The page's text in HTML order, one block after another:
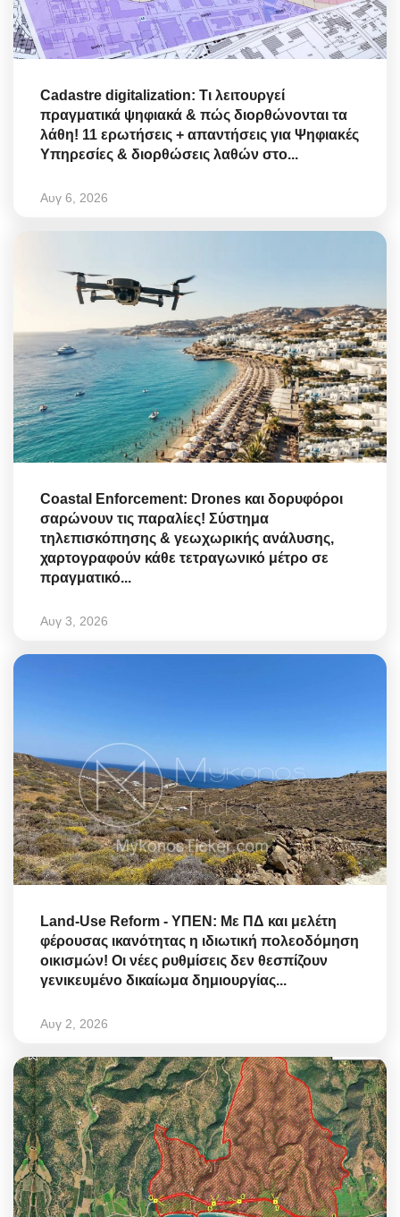
Cadastre digitalization: Τι λειτουργεί
πραγματικά ψηφιακά & πώς διορθώνονται τα
λάθη! 11 ερωτήσεις + απαντήσεις για Ψηφιακές
Υπηρεσίες & διορθώσεις λαθών στο...
Αυγ 6, 2026
Coastal Enforcement: Drones και δορυφόροι
σαρώνουν τις παραλίες! Σύστημα
τηλεπισκόπησης & γεωχωρικής ανάλυσης,
χαρτογραφούν κάθε τετραγωνικό μέτρο σε
πραγματικό...
Αυγ 3, 2026
Land-Use Reform - ΥΠΕΝ: Με ΠΔ και μελέτη
φέρουσας ικανότητας η ιδιωτική πολεοδόμηση
οικισμών! Οι νέες ρυθμίσεις δεν θεσπίζουν
γενικευμένο δικαίωμα δημιουργίας...
Αυγ 2, 2026